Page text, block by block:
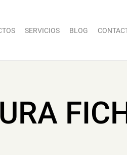
SERVICIOS BLOG